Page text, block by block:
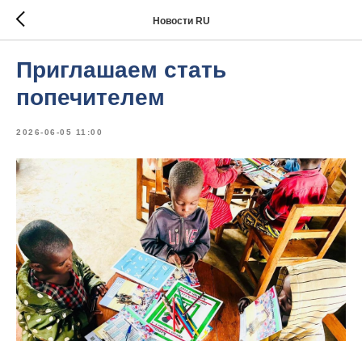
Новости RU
Приглашаем стать
попечителем
2026-06-05 11:00